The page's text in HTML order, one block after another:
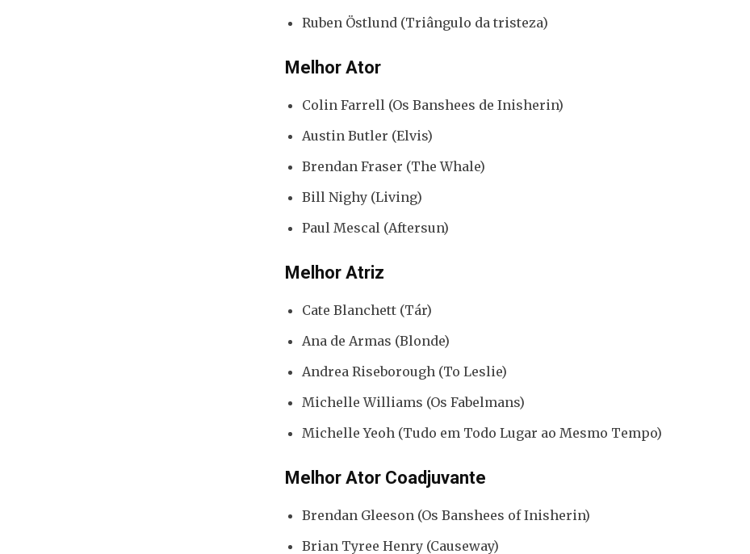
Ruben Östlund (Triângulo da tristeza)
Melhor Ator
Colin Farrell (Os Banshees de Inisherin)
Austin Butler (Elvis)
Brendan Fraser (The Whale)
Bill Nighy (Living)
Paul Mescal (Aftersun)
Melhor Atriz
Cate Blanchett (Tár)
Ana de Armas (Blonde)
Andrea Riseborough (To Leslie)
Michelle Williams (Os Fabelmans)
Michelle Yeoh (Tudo em Todo Lugar ao Mesmo Tempo)
Melhor Ator Coadjuvante
Brendan Gleeson (Os Banshees of Inisherin)
Brian Tyree Henry (Causeway)